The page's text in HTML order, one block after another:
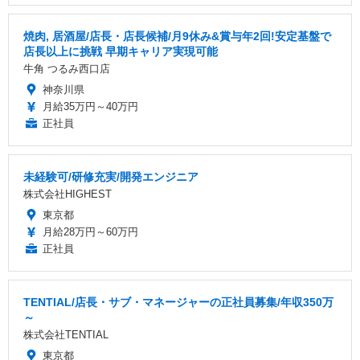
焼肉, 居酒屋/店長・店長候補/月9休み&賞与年2回!安定基盤で
店長以上に挑戦 早期キャリア実現可能
牛角 つるみ西口店
神奈川県
月給35万円～40万円
正社員
未経験可/研修充実/開発エンジニア
株式会社HIGHEST
東京都
月給28万円～60万円
正社員
TENTIAL/店長・サブ・マネージャーの正社員募集/年収350万
～
株式会社TENTIAL
東京都